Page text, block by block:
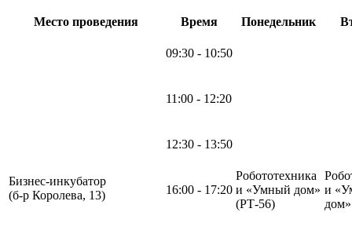
Место проведения Время Понедельник
Бизнес-инкубатор
(б-р Королева, 13)
09:30 - 10:50
11:00 - 12:20
12:30 - 13:50
16:00 - 17:20
Робототехника
и «Умный дом»
(РТ-56)
и